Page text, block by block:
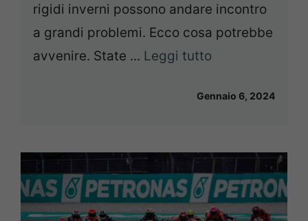
rigidi inverni possono andare incontro
a grandi problemi. Ecco cosa potrebbe
avvenire. State ... Leggi tutto
Gennaio 6, 2024